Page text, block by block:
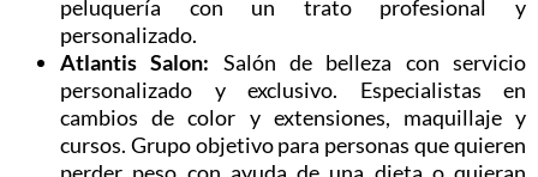
peluquería con un trato profesional y
personalizado.
Atlantis Salon: Salón de belleza con servicio
personalizado y exclusivo. Especialistas en
cambios de color y extensiones, maquillaje y
cursos. Grupo objetivo para personas que quieren